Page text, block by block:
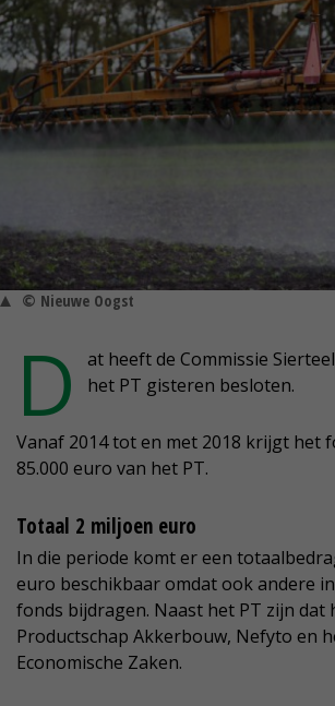
© Nieuwe Oogst
D
at heeft de Commissie
het PT gisteren besloten.
Vanaf 2014 tot en met 2018 krijgt het
85.000 euro van het PT.
Totaal 2 miljoen euro
In die periode komt er een
euro beschikbaar omdat ook andere
fonds bijdragen. Naast het PT zijn dat
Productschap Akkerbouw, Nefyto en
Economische Zaken.